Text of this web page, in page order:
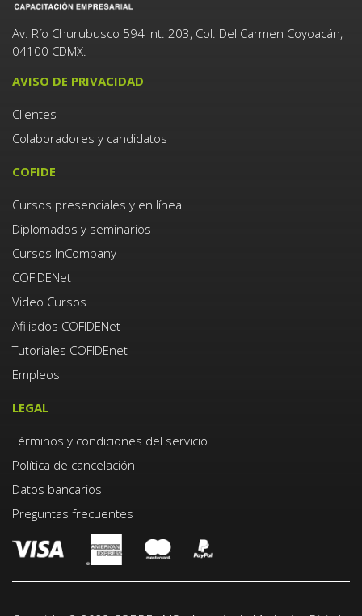
Av. Río Churubusco 594 Int. 203, Col. Del Carmen Coyoacán,
04100 CDMX.
AVISO DE PRIVACIDAD
Clientes
Colaboradores y candidatos
COFIDE
Cursos presenciales y en línea
Diplomados y seminarios
Cursos InCompany
COFIDENet
Video Cursos
Afiliados COFIDENet
Tutoriales COFIDEnet
Empleos
LEGAL
Términos y condiciones del servicio
Política de cancelación
Datos bancarios
Preguntas frecuentes